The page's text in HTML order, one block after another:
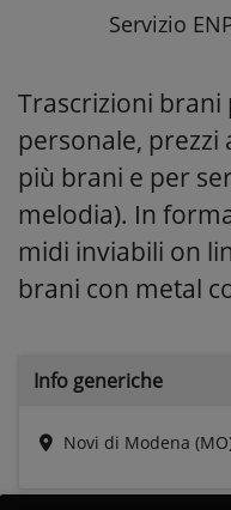
Servizio
Trascrizioni brani
personale,
più brani e per
melodia). In
midi inviabili on
brani con metal
Info generiche
Novi di Modena